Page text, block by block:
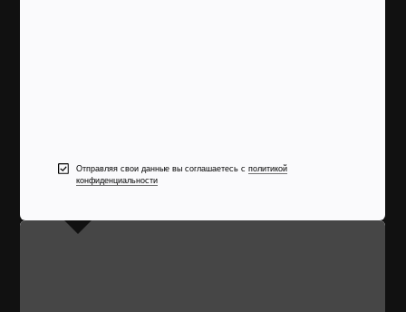
Отправляя свои данные вы соглашаетесь с политикой
конфиденциальности